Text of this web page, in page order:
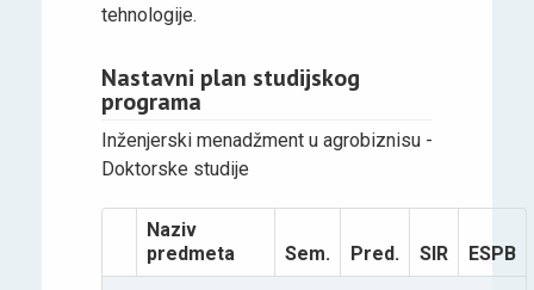
tehnologije.
Nastavni plan studijskog
programa
Inženjerski menadžment u agrobiznisu -
Doktorske studije
Naziv
predmeta
Sem. Pred. SIR
ESPB